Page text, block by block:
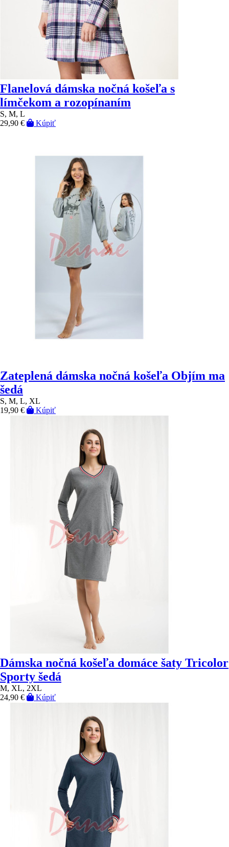
Flanelová dámska nočná košeľa s
límčekom a rozopínaním
S, M, L
29,90 €
Kúpiť
Zateplená dámska nočná košeľa Objím ma
šedá
S, M, L, XL
19,90 €
Kúpiť
Dámska nočná košeľa domáce šaty Tricolor
Sporty šedá
M, XL, 2XL
24,90 €
Kúpiť